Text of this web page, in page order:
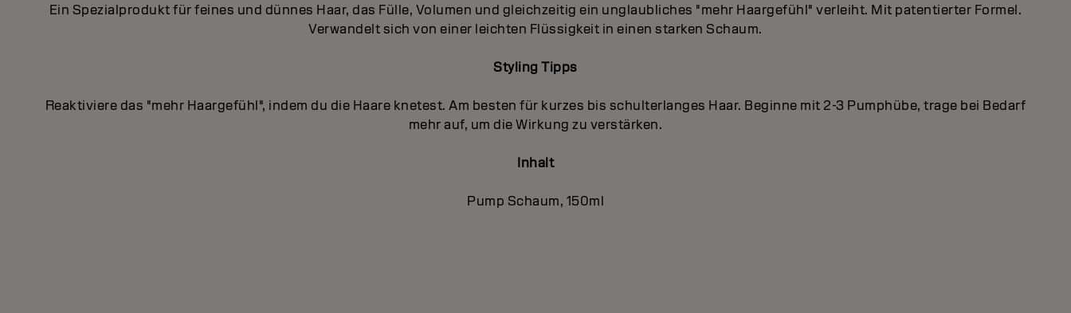
Ein Spezialprodukt für feines und dünnes Haar, das Fülle, Volumen und gleichzeitig ein unglaubliches "mehr Haargefühl" verleiht. Mit patentierter Formel.
Verwandelt sich von einer leichten Flüssigkeit in einen starken Schaum.
Styling Tipps
Reaktiviere das "mehr Haargefühl", indem du die Haare knetest. Am besten für kurzes bis schulterlanges Haar. Beginne mit 2-3 Pumphübe, trage bei Bedarf
mehr auf, um die Wirkung zu verstärken.
Inhalt
Pump Schaum, 150ml